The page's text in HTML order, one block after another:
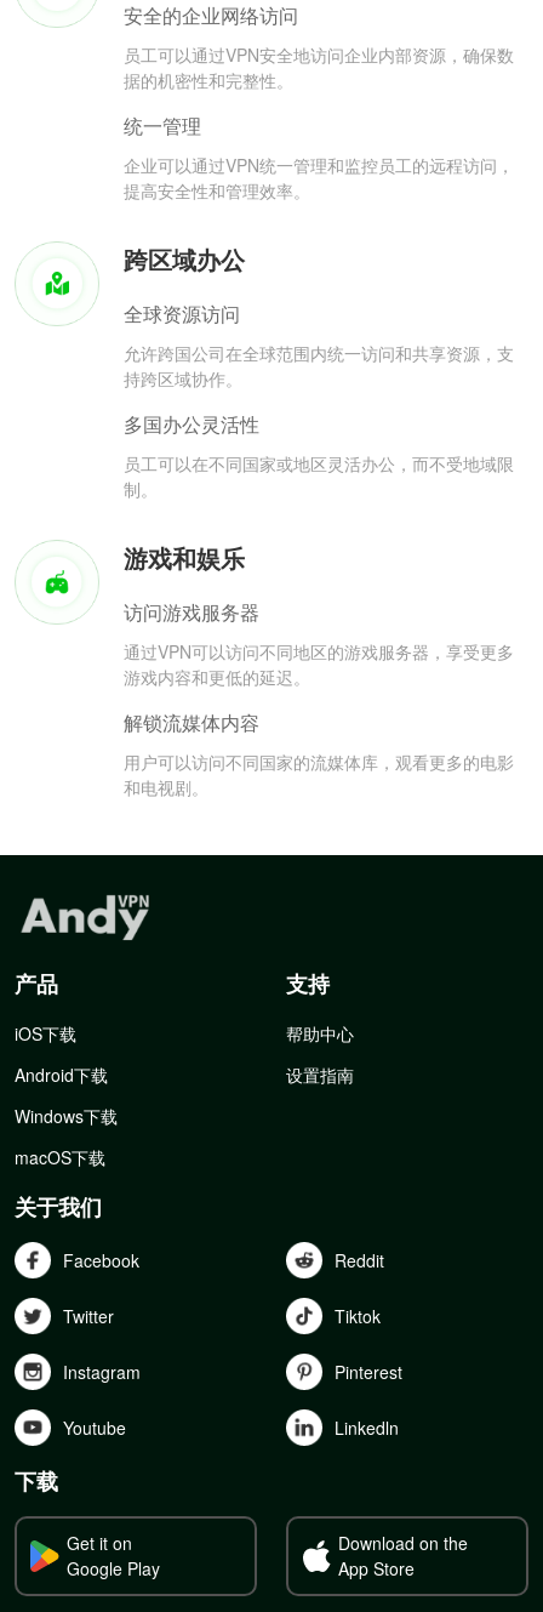
安全的企业网络访问
员工可以通过VPN安全地访问企业内部资源，确保数
据的机密性和完整性。
统一管理
企业可以通过VPN统一管理和监控员工的远程访问，
提高安全性和管理效率。
跨区域办公
全球资源访问
允许跨国公司在全球范围内统一访问和共享资源，支
持跨区域协作。
多国办公灵活性
员工可以在不同国家或地区灵活办公，而不受地域限
制。
游戏和娱乐
访问游戏服务器
通过VPN可以访问不同地区的游戏服务器，享受更多
游戏内容和更低的延迟。
解锁流媒体内容
用户可以访问不同国家的流媒体库，观看更多的电影
和电视剧。
产品
iOS下载
Android下载
Windows下载
macOS下载
支持
帮助中心
设置指南
关于我们
Facebook Reddit
Twitter Tiktok
Instagram Pinterest
Youtube Linkedln
下载
Get it on
Google Play
Download on the
App Store